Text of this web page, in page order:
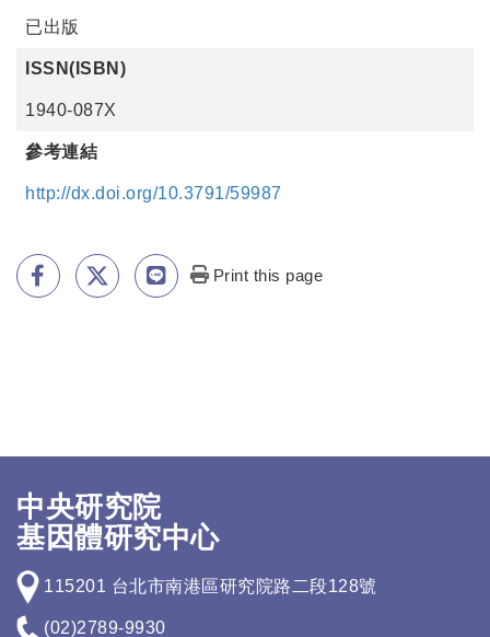
已出版
ISSN(ISBN)
1940-087X
參考連結
http://dx.doi.org/10.3791/59987
Print this page
中央研究院
基因體研究中心
115201 台北市南港區研究院路二段128號
(02)2789-9930